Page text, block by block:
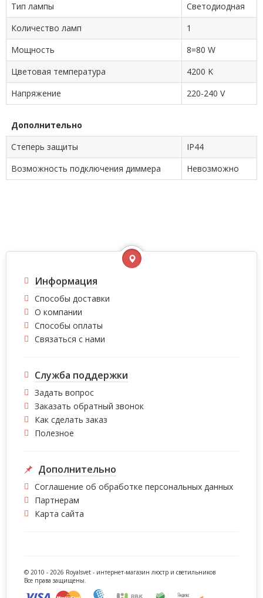
Тип лампы
Светодиодная
Количество ламп
1
Мощность
8=80 W
Цветовая температура
4200 K
Напряжение
220-240 V
Дополнительно
Степерь защиты
IP44
Возможность подключения диммера
Невозможно
Информация
Способы доставки
О компании
Способы оплаты
Связаться с нами
Служба поддержки
Задать вопрос
Заказать обратный звонок
Как сделать заказ
Полезное
Дополнительно
Соглашение об обработке персональных данных
Партнерам
Карта сайта
© 2010 - 2026 Royalsvet - интернет-магазин люстр и светильников
Все права защищены.